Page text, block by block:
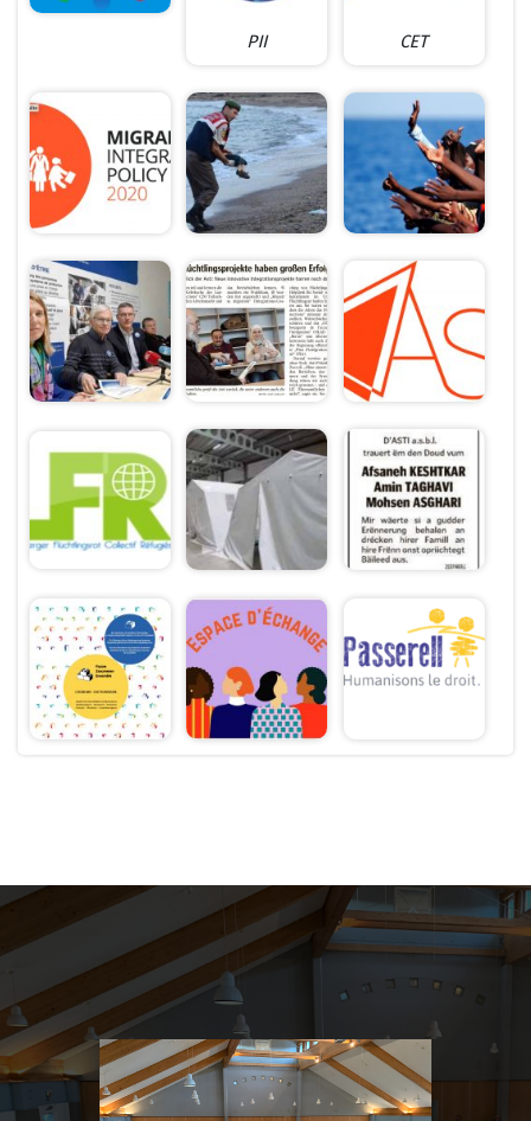
PII CET